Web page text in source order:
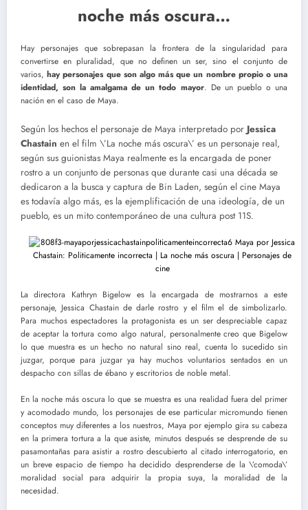
noche más oscura…
Hay personajes que sobrepasan la frontera de la singularidad para
convertirse en pluralidad, que no definen un ser, sino el conjunto de
varios,hay personajes que son algo más que un nombre propio o una
identidad, son la amalgama de un todo mayor. De un pueblo o una
nación en el caso de Maya.
Según los hechos el personaje de Maya interpretado por Jessica
Chastain en el film \’La noche más oscura\’ es un personaje real,
según sus guionistas Maya realmente es la encargada de poner
rostro a un conjunto de personas que durante casi una década se
dedicaron a la busca y captura de Bin Laden, según el cine Maya
es todavía algo más, es la ejemplificación de una ideología, de un
pueblo, es un mito contemporáneo de una cultura post 11S.
La directora Kathryn Bigelow es la encargada de mostrarnos a este
personaje, Jessica Chastain de darle rostro y el film el de simbolizarlo.
Para muchos espectadores la protagonista es un ser despreciable capaz
de aceptar la tortura como algo natural, personalmente creo que Bigelow
lo que muestra es un hecho no natural sino real, cuenta lo sucedido sin
juzgar, porque para juzgar ya hay muchos voluntarios sentados en un
despacho con sillas de ébano y escritorios de noble metal.
En la noche más oscura lo que se muestra es una realidad fuera del primer
y acomodado mundo, los personajes de ese particular micromundo tienen
conceptos muy diferentes a los nuestros, Maya por ejemplo gira su cabeza
en la primera tortura a la que asiste, minutos después se desprende de su
pasamontañas para asistir a rostro descubierto al citado interrogatorio, en
un breve espacio de tiempo ha decidido desprenderse de la \’comoda\’
moralidad social para adquirir la propia suya, la moralidad de la
necesidad.